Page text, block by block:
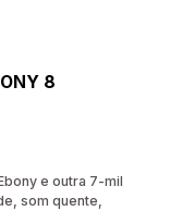
8
e outra 7-mil
som quente,